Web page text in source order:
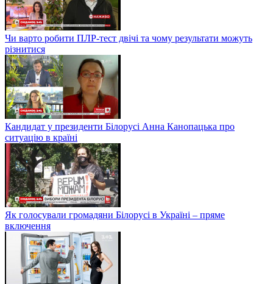
Чи варто робити ПЛР-тест двічі та чому результати можуть
різнитися
Кандидат у президенти Білорусі Анна Канопацька про
ситуацію в країні
Як голосували громадяни Білорусі в Україні – пряме
включення